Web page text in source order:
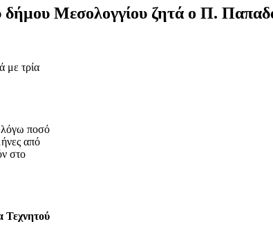
δήμου Μεσολογγίου ζητά ο Π.
με τρία
ποσό
από
στο
Τεχνητού